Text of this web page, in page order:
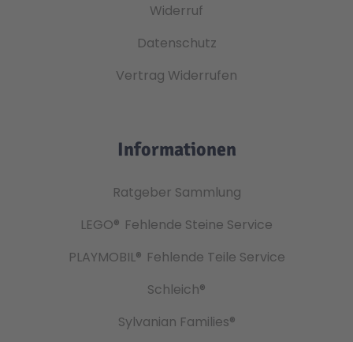
Widerruf
Datenschutz
Vertrag Widerrufen
Informationen
Ratgeber Sammlung
LEGO® Fehlende Steine Service
PLAYMOBIL® Fehlende Teile Service
Schleich®
Sylvanian Families®